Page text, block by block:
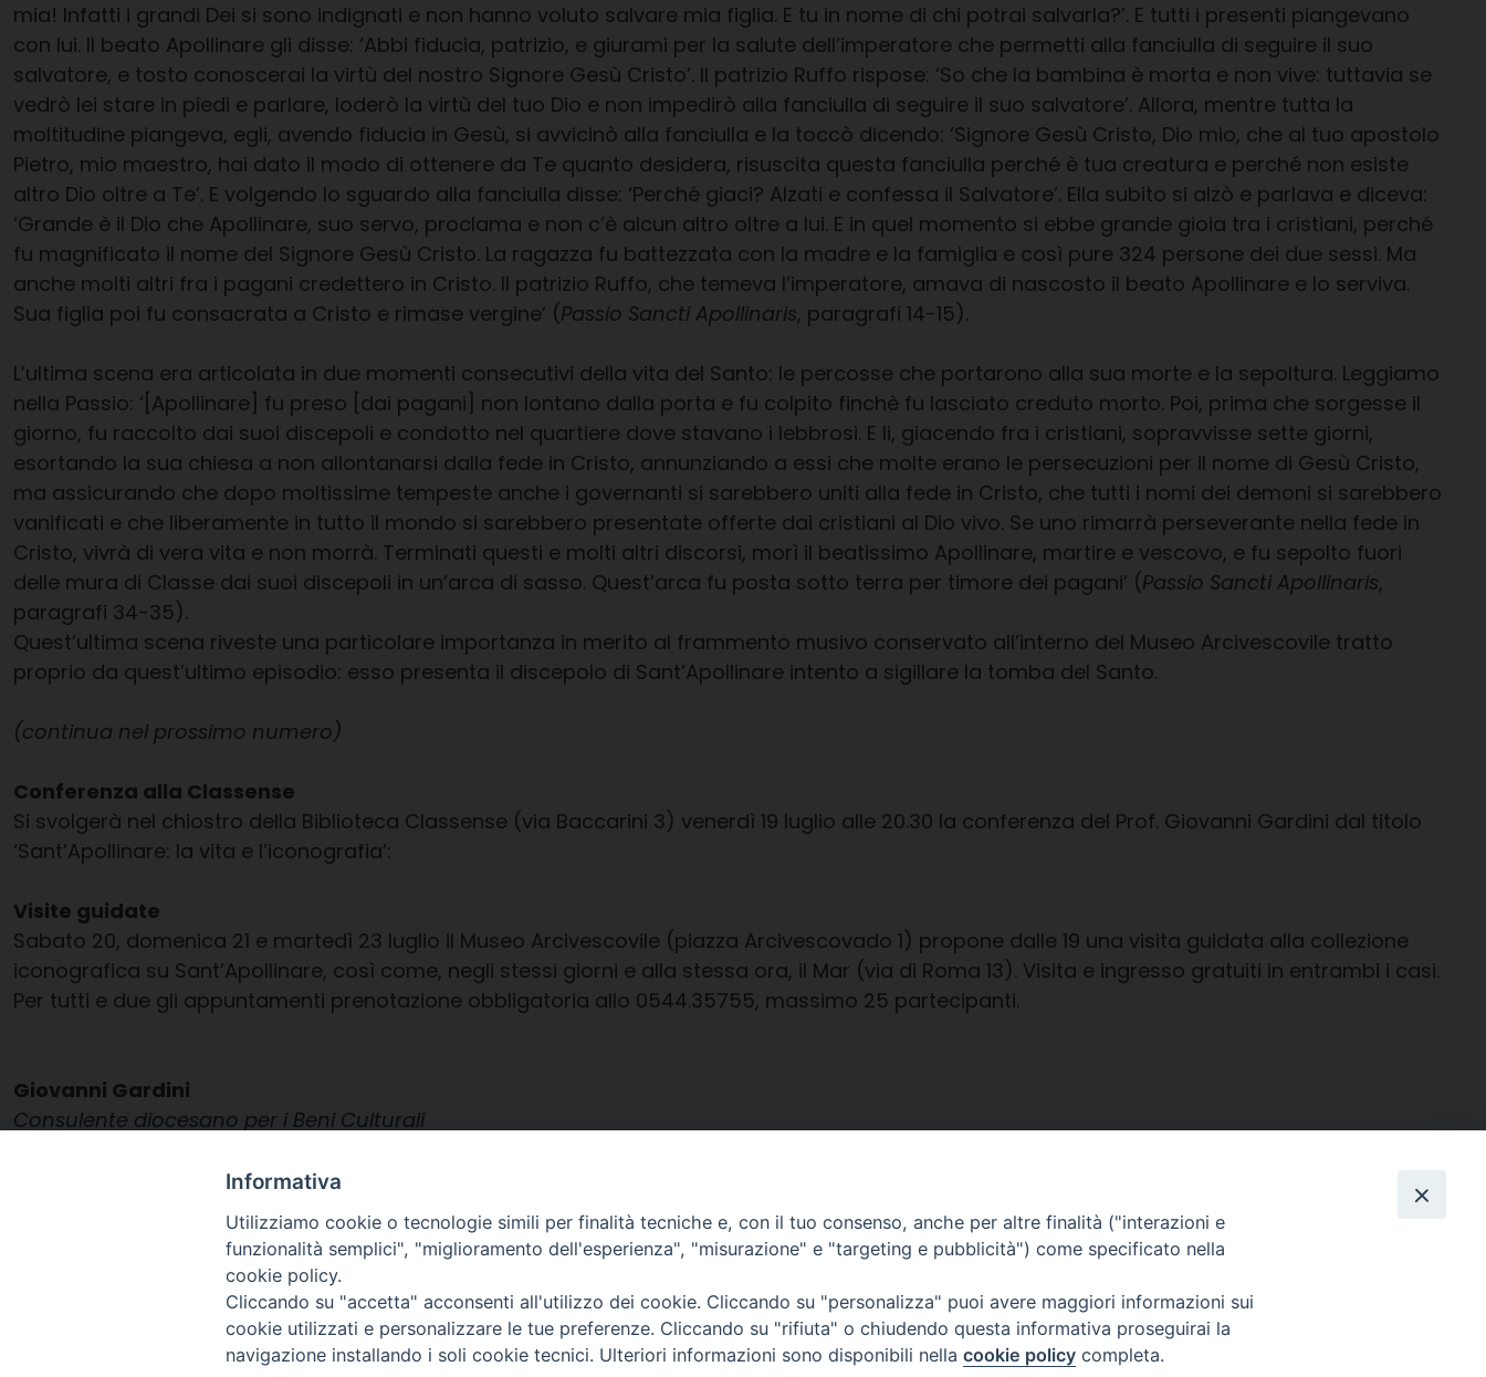
mia! Infatti i grandi Dei si sono indignati e non hanno voluto salvare mia figlia. E tu in nome di chi potrai salvarla?’. E tutti i presenti piangevano
con lui. Il beato Apollinare gli disse: ‘Abbi fiducia, patrizio, e giurami per la salute dell’imperatore che permetti alla fanciulla di seguire il suo
salvatore, e tosto conoscerai la virtù del nostro Signore Gesù Cristo’. Il patrizio Ruffo rispose: ‘So che la bambina è morta e non vive: tuttavia se
vedrò lei stare in piedi e parlare, loderò la virtù del tuo Dio e non impedirò alla fanciulla di seguire il suo salvatore’. Allora, mentre tutta la
moltitudine piangeva, egli, avendo fiducia in Gesù, si avvicinò alla fanciulla e la toccò dicendo: ‘Signore Gesù Cristo, Dio mio, che al tuo apostolo
Pietro, mio maestro, hai dato il modo di ottenere da Te quanto desidera, risuscita questa fanciulla perché è tua creatura e perché non esiste
altro Dio oltre a Te’. E volgendo lo sguardo alla fanciulla disse: ‘Perché giaci? Alzati e confessa il Salvatore’. Ella subito si alzò e parlava e diceva:
‘Grande è il Dio che Apollinare, suo servo, proclama e non c’è alcun altro oltre a lui. E in quel momento si ebbe grande gioia tra i cristiani, perché
fu magnificato il nome del Signore Gesù Cristo. La ragazza fu battezzata con la madre e la famiglia e così pure 324 persone dei due sessi. Ma
anche molti altri fra i pagani credettero in Cristo. Il patrizio Ruffo, che temeva l’imperatore, amava di nascosto il beato Apollinare e lo serviva.
Sua figlia poi fu consacrata a Cristo e rimase vergine’ (Passio Sancti Apollinaris, paragrafi 14-15).
L’ultima scena era articolata in due momenti consecutivi della vita del Santo: le percosse che portarono alla sua morte e la sepoltura. Leggiamo
nella Passio: ‘[Apollinare] fu preso [dai pagani] non lontano dalla porta e fu colpito finchè fu lasciato creduto morto. Poi, prima che sorgesse il
giorno, fu raccolto dai suoi discepoli e condotto nel quartiere dove stavano i lebbrosi. E li, giacendo fra i cristiani, sopravvisse sette giorni,
esortando la sua chiesa a non allontanarsi dalla fede in Cristo, annunziando a essi che molte erano le persecuzioni per il nome di Gesù Cristo,
ma assicurando che dopo moltissime tempeste anche i governanti si sarebbero uniti alla fede in Cristo, che tutti i nomi dei demoni si sarebbero
vanificati e che liberamente in tutto il mondo si sarebbero presentate offerte dai cristiani al Dio vivo. Se uno rimarrà perseverante nella fede in
Cristo, vivrà di vera vita e non morrà. Terminati questi e molti altri discorsi, morì il beatissimo Apollinare, martire e vescovo, e fu sepolto fuori
delle mura di Classe dai suoi discepoli in un’arca di sasso. Quest’arca fu posta sotto terra per timore dei pagani’ (Passio Sancti Apollinaris,
paragrafi 34-35).
Quest’ultima scena riveste una particolare importanza in merito al frammento musivo conservato all’interno del Museo Arcivescovile tratto
proprio da quest’ultimo episodio: esso presenta il discepolo di Sant’Apollinare intento a sigillare la tomba del Santo.
(continua nel prossimo numero)
Conferenza alla Classense
Si svolgerà nel chiostro della Biblioteca Classense (via Baccarini 3) venerdì 19 luglio alle 20.30 la conferenza del Prof. Giovanni Gardini dal titolo
‘Sant’Apollinare: la vita e l’iconografia’:
Visite guidate
Sabato 20, domenica 21 e martedì 23 luglio il Museo Arcivescovile (piazza Arcivescovado 1) propone dalle 19 una visita guidata alla collezione
iconografica su Sant’Apollinare, così come, negli stessi giorni e alla stessa ora, il Mar (via di Roma 13). Visita e ingresso gratuiti in entrambi i casi.
Per tutti e due gli appuntamenti prenotazione obbligatoria allo 0544.35755, massimo 25 partecipanti.
Giovanni Gardini
Consulente diocesano per i Beni Culturali
Arcidiocesi di Ravenna-Cervia CONTATTI
Per segnalazioni tecniche e aggiornamenti:
Informativa
Utilizziamo cookie o tecnologie simili per finalità tecniche e, con il tuo consenso, anche per altre finalità ("interazioni e
funzionalità semplici", "miglioramento dell'esperienza", "misurazione" e "targeting e pubblicità") come specificato nella
cookie policy.
Cliccando su "accetta" acconsenti all'utilizzo dei cookie. Cliccando su "personalizza" puoi avere maggiori informazioni sui
cookie utilizzati e personalizzare le tue preferenze. Cliccando su "rifiuta" o chiudendo questa informativa proseguirai la
navigazione installando i soli cookie tecnici. Ulteriori informazioni sono disponibili nella cookie policy completa.